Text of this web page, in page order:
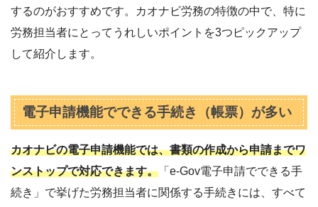
するのがおすすめです。カオナビ労務の特徴の中で、特に
労務担当者にとってうれしいポイントを3つピックアップ
して紹介します。
電子申請機能でできる手続き（帳票）が多い
カオナビの電子申請機能では、書類の作成から申請までワ
ンストップで対応できます。 「e-Gov電子申請でできる手
続き」で挙げた労務担当者に関係する手続きには、すべて